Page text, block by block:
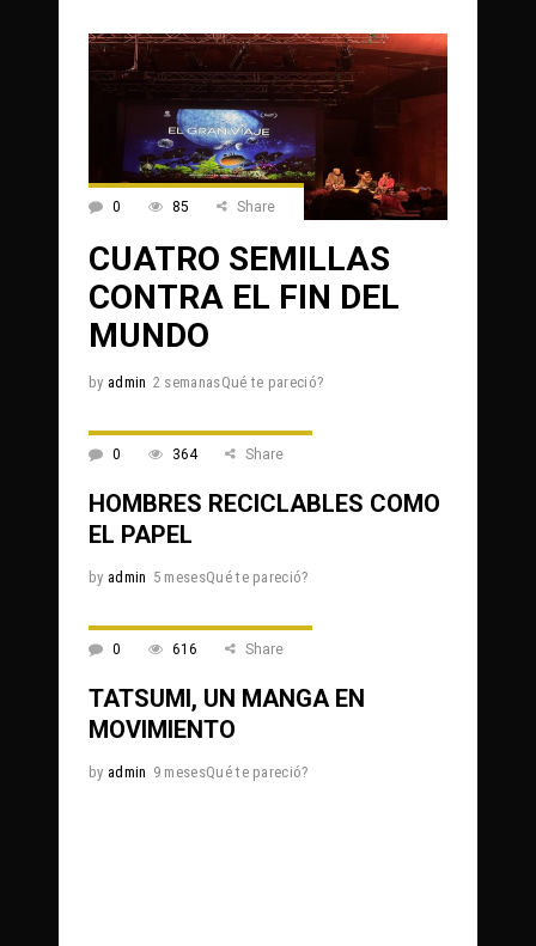
0 85 Share
CUATRO SEMILLAS
CONTRA EL FIN DEL
MUNDO
by admin 2 semanasQué te pareció?
0 364 Share
HOMBRES RECICLABLES COMO
EL PAPEL
by admin 5 mesesQué te pareció?
0 616 Share
TATSUMI, UN MANGA EN
MOVIMIENTO
by admin 9 mesesQué te pareció?